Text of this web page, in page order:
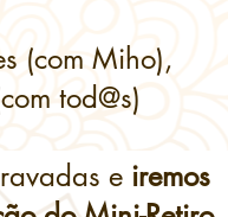
(com Miho),
tod@s)
e iremos